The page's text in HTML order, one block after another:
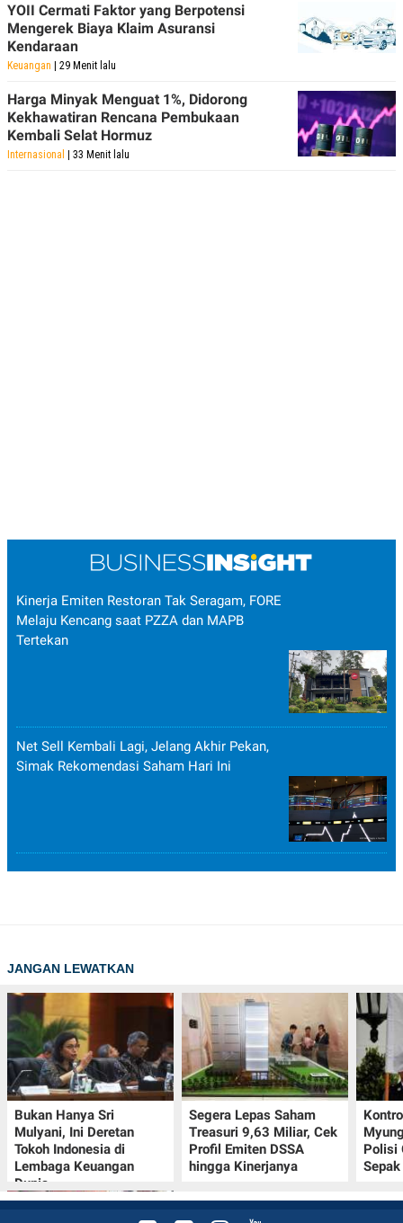
YOII Cermati Faktor yang Berpotensi
Mengerek Biaya Klaim Asuransi
Kendaraan
Keuangan | 29 Menit lalu
Harga Minyak Menguat 1%, Didorong
Kekhawatiran Rencana Pembukaan
Kembali Selat Hormuz
Internasional | 33 Menit lalu
Kinerja Emiten Restoran Tak Seragam, FORE
Melaju Kencang saat PZZA dan MAPB
Tertekan
Net Sell Kembali Lagi, Jelang Akhir Pekan,
Simak Rekomendasi Saham Hari Ini
JANGAN LEWATKAN
Bukan Hanya Sri
Mulyani, Ini Deretan
Tokoh Indonesia di
Lembaga Keuangan
Dunia
Segera Lepas Saham
Treasuri 9,63 Miliar, Cek
Profil Emiten DSSA
hingga Kinerjanya
Polisi